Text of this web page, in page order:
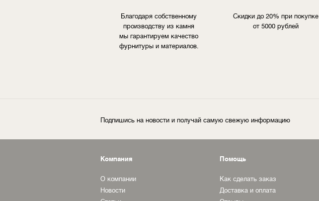
Благодаря собственному
производству из камня
мы гарантируем качество
фурнитуры и материалов.
Скидки до 20% при покупке
от 5000 рублей
Подпишись на новости и получай самую свежую информацию
Компания
О компании
Новости
Помощь
Как сделать заказ
Доставка и оплата